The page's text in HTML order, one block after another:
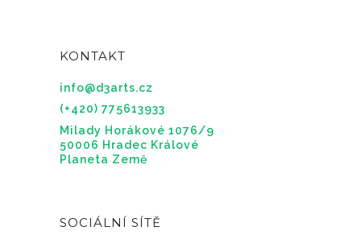
KONTAKT
info@d3arts.cz
(+420) 775613933
Milady Horákové 1076/9
50006 Hradec Králové
Planeta Země
SOCIÁLNÍ SÍTĚ